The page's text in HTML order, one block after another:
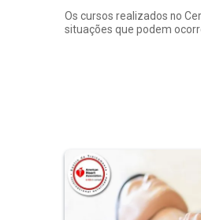
Os cursos realizados no
situações que podem